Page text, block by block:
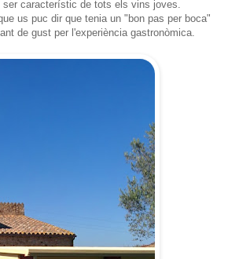
ser característic de tots els vins joves.
us puc dir que tenia un "bon pas per boca"
de gust per l'experiència gastronòmica.